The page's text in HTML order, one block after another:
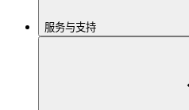
服务与支持